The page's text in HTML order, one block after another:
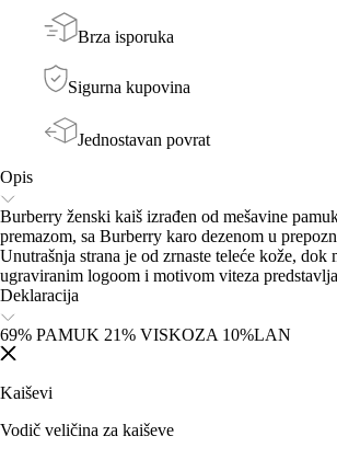
Brza isporuka
Sigurna kupovina
Jednostavan povrat
Opis
Burberry ženski kaiš izrađen od mešavine
premazom, sa Burberry karo dezenom u
Unutrašnja strana je od zrnaste teleće kože, dok
ugraviranim logoom i motivom viteza
Deklaracija
69% PAMUK 21% VISKOZA 10%LAN
Kaiševi
Vodič veličina za kaiševe